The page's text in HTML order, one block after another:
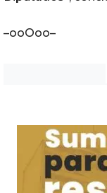
–ooOoo–